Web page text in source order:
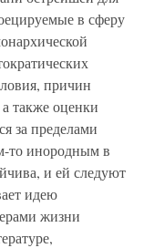
в сферу
причин
также оценки
за пределами
то инородным в
и ей следуют
идею
жизни